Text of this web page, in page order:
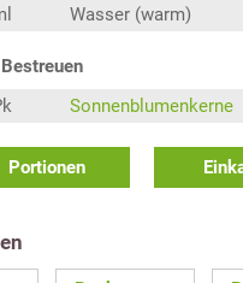
Wasser (warm)
Sonnenblumenkerne
Portionen